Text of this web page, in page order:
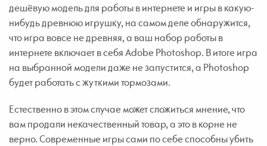
дешёвую модель для работы в интернете и игры в какую-
нибудь древнюю игрушку, на самом деле обнаружится,
что игра вовсе не древняя, а ваш набор работы в
интернете включает в себя Adobe Photoshop. В итоге игра
на выбранной модели даже не запустится, а Photoshop
будет работать с жуткими тормозами.
Естественно в этом случае может сложиться мнение, что
вам продали некачественный товар, а это в корне не
верно. Современные игры сами по себе способны убить